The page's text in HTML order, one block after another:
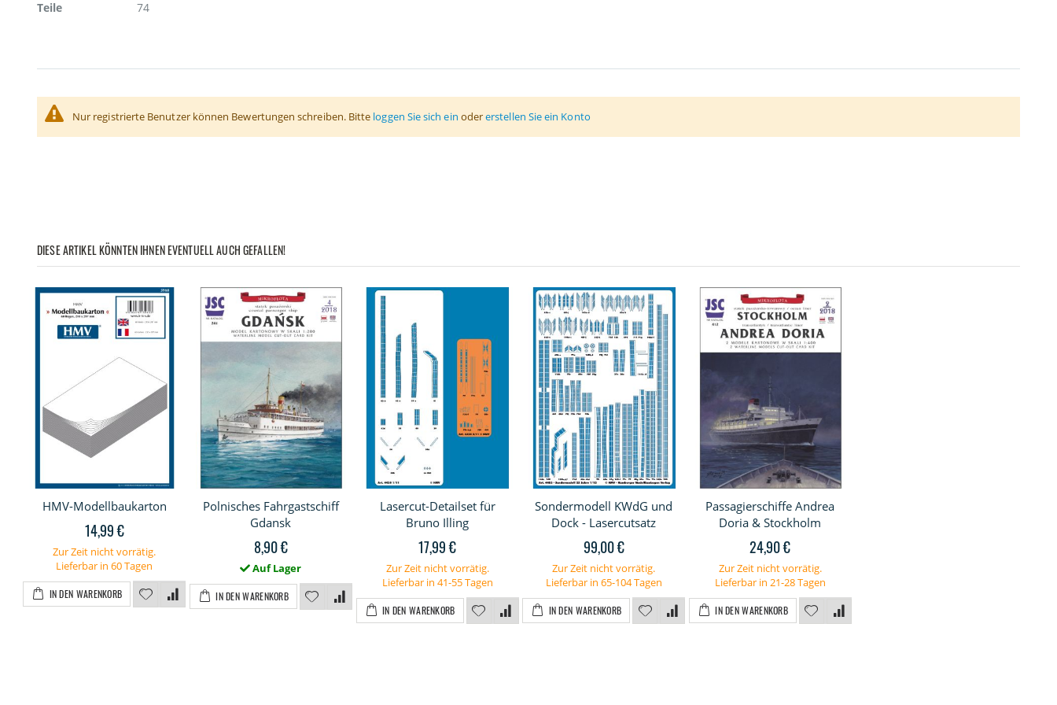
Teile 74
Nur registrierte Benutzer können Bewertungen schreiben. Bitte loggen Sie sich ein odererstellen Sie ein Konto
DIESE ARTIKEL KÖNNTEN IHNEN EVENTUELL AUCH GEFALLEN!
HMV-Modellbaukarton
14,99 €
Zur Zeit nicht vorrätig.
Lieferbar in 60 Tagen
IN DEN WARENKORB
Polnisches Fahrgastschiff
Gdansk
8,90 €
Auf Lager
IN DEN WARENKORB
Lasercut-Detailset für
Bruno Illing
17,99 €
Zur Zeit nicht vorrätig.
Lieferbar in 41-55 Tagen
IN DEN WARENKORB
Sondermodell KWdG und
Dock - Lasercutsatz
99,00 €
Zur Zeit nicht vorrätig.
Lieferbar in 65-104 Tagen
IN DEN WARENKORB
Passagierschiffe Andrea
Doria & Stockholm
24,90 €
Zur Zeit nicht vorrätig.
Lieferbar in 21-28 Tagen
IN DEN WARENKORB